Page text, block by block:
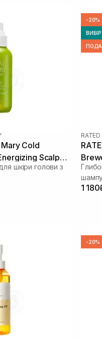
Mary Cold
Scalp
шкіри голови з
-20%
RATED
1
-20%